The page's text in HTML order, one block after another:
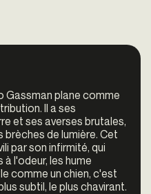
Gassman plane comme
Il a ses
et ses averses brutales,
de lumière. Cet
par son infirmité, qui
l'odeur, les hume
comme un chien, c'est
subtil, le plus chavirant.